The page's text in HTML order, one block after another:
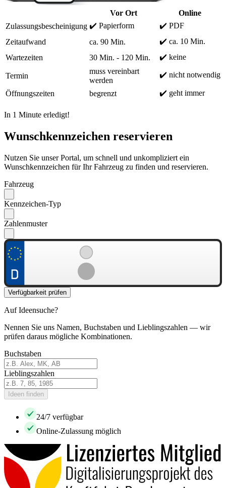
Vor Ort
Online
Zulassungsbescheinigung ✔️ Papierform
✔️ PDF
Zeitaufwand
ca. 90 Min.
✔️ ca. 10 Min.
Wartezeiten
30 Min. - 120 Min. ✔️ keine
Termin
muss vereinbart
werden
✔️ nicht notwendig
Öffnungszeiten begrenzt ✔️ geht immer
In 1 Minute erledigt!
Wunschkennzeichen reservieren
Nutzen Sie unser Portal, um schnell und unkompliziert ein
Wunschkennzeichen für Ihr Fahrzeug zu finden und reservieren.
Fahrzeug
Kennzeichen-Typ
Zahlenmuster
Verfügbarkeit prüfen
Auf Ideensuche?
Nennen Sie uns Namen, Buchstaben und Lieblingszahlen — wir
prüfen daraus mögliche Kombinationen.
Buchstaben
Lieblingszahlen
Ideen finden
24/7 verfügbar
Online-Zulassung möglich